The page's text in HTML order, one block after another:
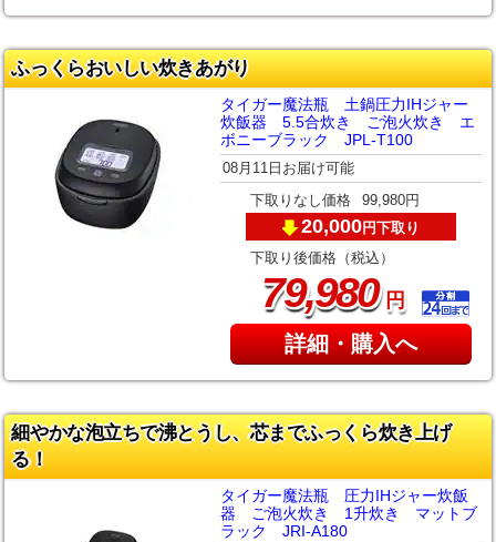
ふっくらおいしい炊きあがり
タイガー魔法瓶 土鍋圧力IHジャー
炊飯器 5.5合炊き ご泡火炊き エ
ボニーブラック JPL-T100
08月11日お届け可能
下取りなし価格 99,980円
20,000円下取り
下取り後価格（税込）
79,980円
詳細・購入へ
細やかな泡立ちで沸とうし、芯までふっくら炊き上げ
る！
タイガー魔法瓶 圧力IHジャー炊飯
器 ご泡火炊き 1升炊き マットブ
ラック JRI-A180